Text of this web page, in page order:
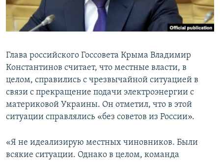
КРЫМ.НЕПОКОРЕННЫЙ
ELIFBE
Все сайты RFE/RL
Глава российского Госсовета Крыма Владимир
Константинов считает, что местные власти, в
целом, справились с чрезвычайной ситуацией в
связи с прекращение подачи электроэнергии с
материковой Украины. Он отметил, что в этой
ситуации справлялись «без советов из России».
«Я не идеализирую местных чиновников. Были
всякие ситуации. Однако в целом, команда